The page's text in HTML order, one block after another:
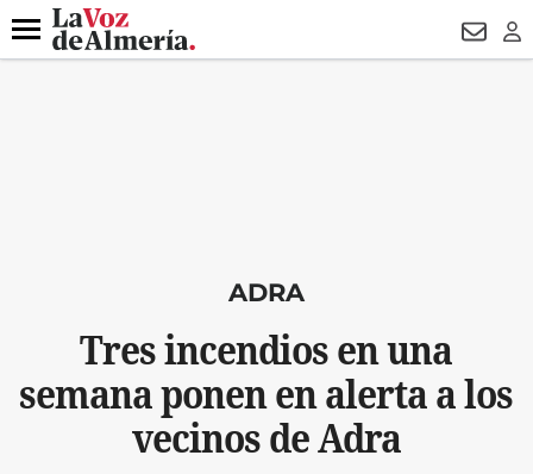
DESTACADO
Menú
ADRA
Tres incendios en una
semana ponen en alerta a los
vecinos de Adra